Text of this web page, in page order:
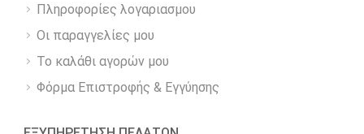
Πληροφορίες λογαριασμου
Οι παραγγελίες μου
Το καλάθι αγορών μου
Φόρμα Επιστροφής & Εγγύησης